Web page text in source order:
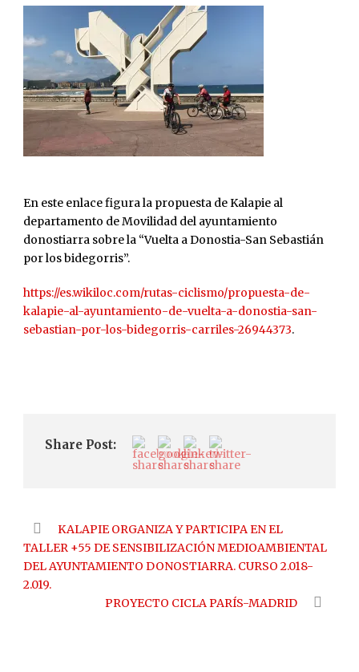
En este enlace figura la propuesta de Kalapie al
departamento de Movilidad del ayuntamiento
donostiarra sobre la “Vuelta a Donostia-San Sebastián
por los bidegorris”.
https://es.wikiloc.com/rutas-ciclismo/propuesta-de-
kalapie-al-ayuntamiento-de-vuelta-a-donostia-san-
sebastian-por-los-bidegorris-carriles-26944373.
Share Post:
KALAPIE ORGANIZA Y PARTICIPA EN EL
TALLER +55 DE SENSIBILIZACIÓN MEDIOAMBIENTAL
DEL AYUNTAMIENTO DONOSTIARRA. CURSO 2.018-
2.019.
PROYECTO CICLA PARÍS-MADRID